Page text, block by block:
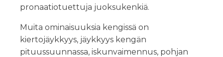
pronaatiotuettuja juoksukenkiä.
Muita ominaisuuksia kengissä on
kiertojäykkyys, jäykkyys kengän
pituussuunnassa, iskunvaimennus, pohjan